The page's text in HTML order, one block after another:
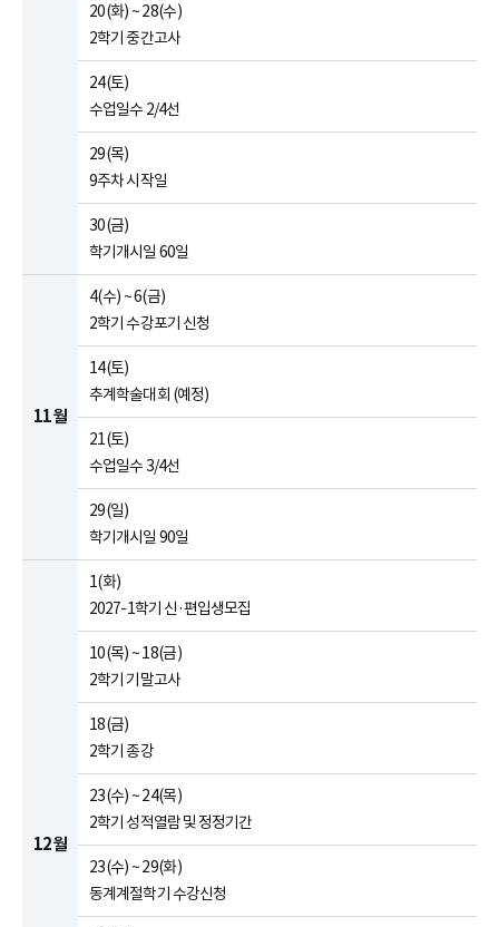
20(화) ~ 28(수)
2학기 중간고사
24(토)
수업일수 2/4선
29(목)
9주차 시작일
30(금)
학기개시일 60일
11월
4(수) ~ 6(금)
2학기 수강포기 신청
14(토)
추계학술대회 (예정)
21(토)
수업일수 3/4선
29(일)
학기개시일 90일
12월
1(화)
2027-1학기 신·편입생모집
10(목) ~ 18(금)
2학기 기말고사
18(금)
2학기 종강
23(수) ~ 24(목)
2학기 성적열람 및 정정기간
23(수) ~ 29(화)
동계계절학기 수강신청